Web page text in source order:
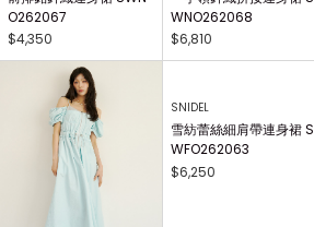
O262067
$4,350
WNO262068
$6,810
SNIDEL
雪紡蕾絲細肩帶連身裙 S
WFO262063
$6,250